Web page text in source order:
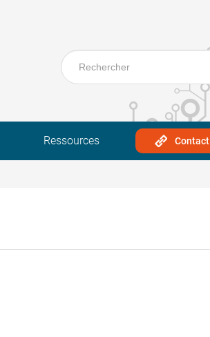
Ressources Contact